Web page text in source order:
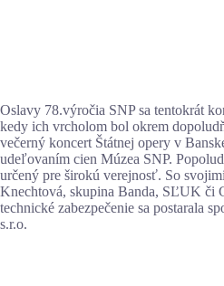
Oslavy 78.výročia SNP sa tentokrát
kedy ich vrcholom bol okrem
večerný koncert Štátnej opery v
udeľovaním cien Múzea SNP.
určený pre širokú verejnosť. So
Knechtová, skupina Banda, SĽUK či
technické zabezpečenie sa postarala
s.r.o.